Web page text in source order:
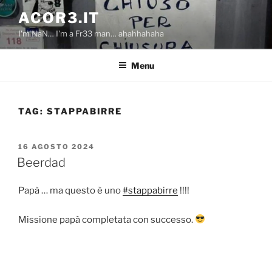
Salta
al
contenuto
ACOR3.IT
I'm NaN… I'm a Fr33 man… ahahhahaha
Menu
TAG: STAPPABIRRE
PUBBLICATO
IL
16 AGOSTO 2024
Beerdad
Papà … ma questo è uno#stappabirre !!!!
Missione papà completata con successo.